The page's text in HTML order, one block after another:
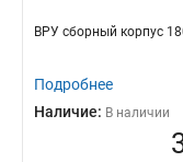
ВРУ сборный корпус
Подробнее
Наличие: В наличии